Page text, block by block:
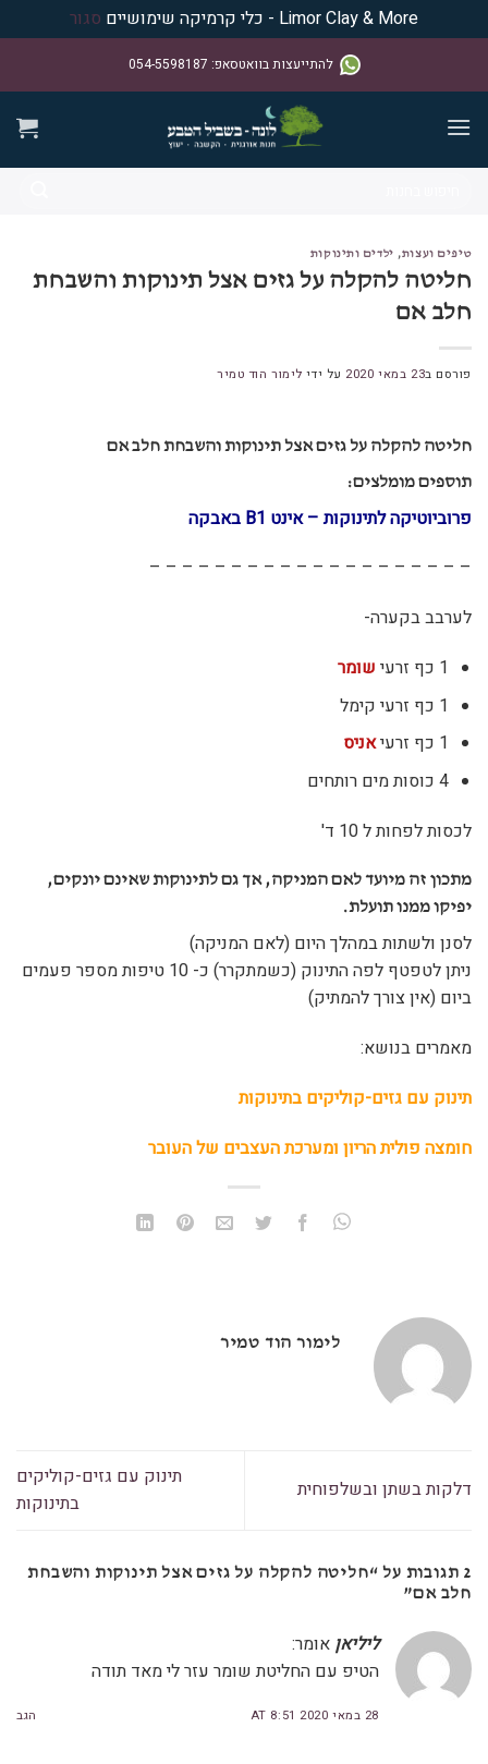
Limor Clay & More - כלי קרמיקה שימושיים
סגור
להתייעצות בוואטסאפ:
054-5598187
טיפים ועצות, ילדים ותינוקות
חליטה להקלה על גזים אצל תינוקות והשבחת
חלב אם
פורסם ב23 במאי 2020 על ידי לימור הוד טמיר
חליטה להקלה על גזים אצל תינוקות והשבחת חלב אם
תוספים מומלצים:
פרוביוטיקה לתינוקות – אינט B1 באבקה
– – – – – – – – – – – – – – – – – – – –
לערבב בקערה-
1 כף זרעי
שומר
1 כף זרעי קימל
1 כף זרעי
אניס
4 כוסות מים רותחים
לכסות לפחות ל 10 ד'
מתכון זה מיועד לאם המניקה, אך גם לתינוקות שאינם יונקים,
יפיקו ממנו תועלת.
לסנן ולשתות במהלך היום (לאם המניקה)
ניתן לטפטף לפה התינוק (כשמתקרר) כ- 10 טיפות מספר פעמים
ביום (אין צורך להמתיק)
מאמרים בנושא:
תינוק עם גזים-קוליקים בתינוקות
חומצה פולית הריון ומערכת העצבים של העובר
לימור הוד טמיר
דלקות בשתן ובשלפוחית
תינוק עם גזים-קוליקים
בתינוקות
2 תגובות על “
חליטה להקלה על גזים אצל תינוקות והשבחת
חלב אם”
ליליאן אומר:
הטיפ עם החליטת שומר עזר לי מאד תודה
28 במאי 2020 AT 8:51 הגב